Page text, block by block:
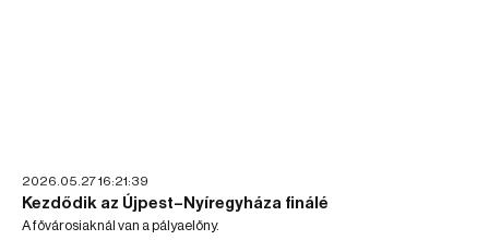
2026.05.27 16:21:39
Kezdődik az Újpest–Nyíregyháza finálé
A fővárosiaknál van a pályaelőny.